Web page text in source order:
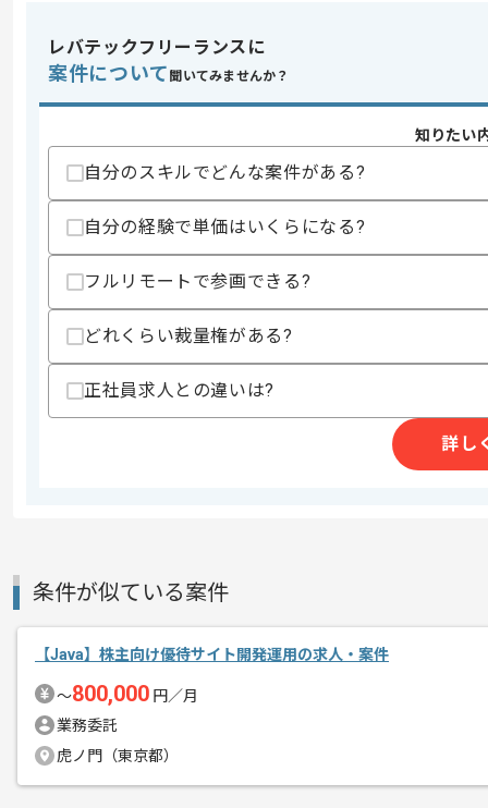
スキルに不安がある方へ
上記に似た経験やスキルをお持ちであれば申
精算・お支払い
精算条件
有
その他募集要項
商談回数
募集人数
1人
作業開始日
JavaやC#のご経験を活かしたい方にお
レバテックフリーランスに
案件について 聞いてみませんか？
知りたい
自分のスキルでどんな案件がある?
自分の経験で単価はいくらになる?
フルリモートで参画できる?
どれくらい裁量権がある?
正社員求人との違いは?
詳し
条件が似ている案件
【Java】株主向け優待サイト開発運用の求人・案件
〜800,000 円／月
業務委託
虎ノ門（東京都）